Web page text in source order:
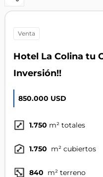
venta
Hotel La Colina tu
Inversión!!
850.000 USD
1.750 m² totales
1.750 m² cubiertos
840 m² terreno